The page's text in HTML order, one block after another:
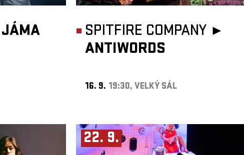
JÁMA
SPITFIRE COMPANY ►
ANTIWORDS
16. 9. 19:30, VELKÝ SÁL
22. 9.